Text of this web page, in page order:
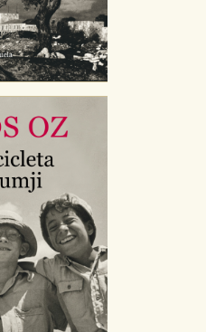
DE COOKIES
RECHAZAR TODO